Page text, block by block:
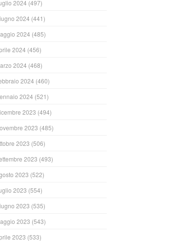
2024 (497)
2024 (441)
2024 (485)
2024 (456)
2024 (468)
2024 (460)
2024 (521)
2023 (494)
2023 (485)
2023 (506)
2023 (493)
2023 (522)
2023 (554)
2023 (535)
2023 (543)
2023 (533)